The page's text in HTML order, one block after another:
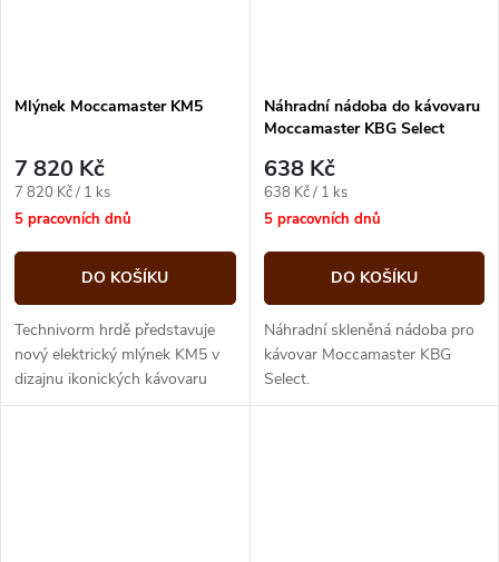
Mlýnek Moccamaster KM5
7 820 Kč
Měrná
cena:
7 820 Kč / 1 ks
5 pracovních dnů
DO KOŠÍKU
Technivorm hrdě představuje
nový elektrický mlýnek KM5 v
dizajnu ikonických kávovaru
Moccamaster
Náhradní nádoba do kávovaru
Moccamaster KBG Select
638 Kč
Měrná
cena:
638 Kč / 1 ks
5 pracovních dnů
DO KOŠÍKU
Náhradní skleněná nádoba pro
kávovar Moccamaster KBG
Select.